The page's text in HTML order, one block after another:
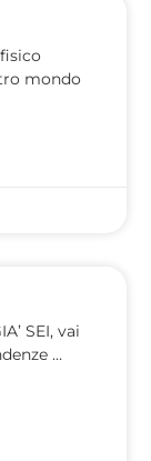
mondo
SEI, vai
…